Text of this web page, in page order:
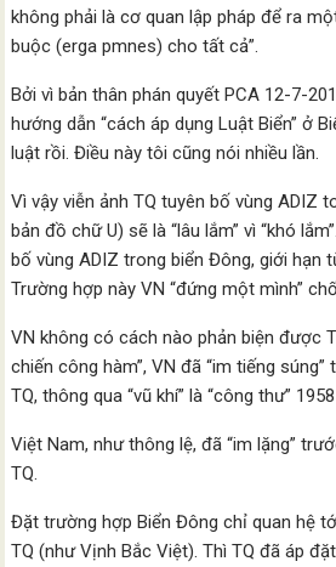
không phải là cơ quan lập pháp để ra
buộc (erga pmnes) cho tất cả”.
Bởi vì bản thân phán quyết PCA 12-7-
hướng dẫn “cách áp dụng Luật Biển” ở
luật rồi. Điều này tôi cũng nói nhiều lần.
Vì vậy viễn ảnh TQ tuyên bố vùng ADIZ
bản đồ chữ U) sẽ là “lâu lắm” vì “khó
bố vùng ADIZ trong biển Đông, giới hạn
Trường hợp này VN “đứng một mình”
VN không có cách nào phản biện được
chiến công hàm”, VN đã “im tiếng
TQ, thông qua “vũ khí” là “công thư”
Việt Nam, như thông lệ, đã “im lặng”
TQ.
Đặt trường hợp Biển Đông chỉ quan hệ
TQ (như Vịnh Bắc Việt). Thì TQ đã áp